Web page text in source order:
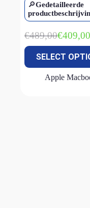
🔎Gedetailleerde
€489,00
was:
€489,00.
€409,00
Huidige
is:
€409,00.
SELECT
Apple